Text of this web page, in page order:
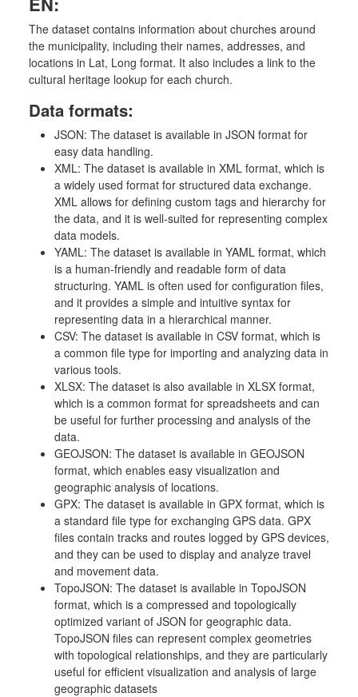
The dataset contains information about churches around
the municipality, including their names, addresses, and
locations in Lat, Long format. It also includes a link to the
cultural heritage lookup for each church.
Data formats:
JSON: The dataset is available in JSON format for
easy data handling.
XML: The dataset is available in XML format, which is
a widely used format for structured data exchange.
XML allows for defining custom tags and hierarchy for
the data, and it is well-suited for representing complex
data models.
YAML: The dataset is available in YAML format, which
is a human-friendly and readable form of data
structuring. YAML is often used for configuration files,
and it provides a simple and intuitive syntax for
representing data in a hierarchical manner.
CSV: The dataset is available in CSV format, which is
a common file type for importing and analyzing data in
various tools.
XLSX: The dataset is also available in XLSX format,
which is a common format for spreadsheets and can
be useful for further processing and analysis of the
data.
GEOJSON: The dataset is available in GEOJSON
format, which enables easy visualization and
geographic analysis of locations.
GPX: The dataset is available in GPX format, which is
a standard file type for exchanging GPS data. GPX
files contain tracks and routes logged by GPS devices,
and they can be used to display and analyze travel
and movement data.
TopoJSON: The dataset is available in TopoJSON
format, which is a compressed and topologically
optimized variant of JSON for geographic data.
TopoJSON files can represent complex geometries
with topological relationships, and they are particularly
useful for efficient visualization and analysis of large
geographic datasets